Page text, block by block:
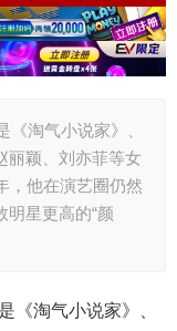
淘气小说家》、
丽颖、刘亦菲等女
，他在演艺圈仍然
星更高的“颜
《淘气小说家》、